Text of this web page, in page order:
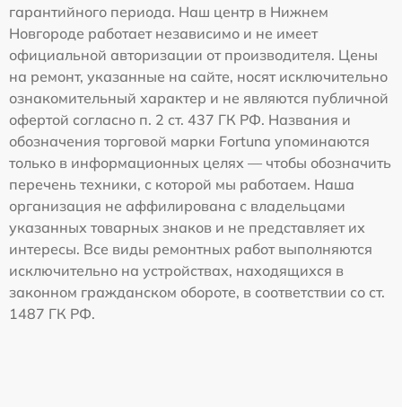
гарантийного периода. Наш центр в Нижнем
Новгороде работает независимо и не имеет
официальной авторизации от производителя. Цены
на ремонт, указанные на сайте, носят исключительно
ознакомительный характер и не являются публичной
офертой согласно п. 2 ст. 437 ГК РФ. Названия и
обозначения торговой марки Fortuna упоминаются
только в информационных целях — чтобы обозначить
перечень техники, с которой мы работаем. Наша
организация не аффилирована с владельцами
указанных товарных знаков и не представляет их
интересы. Все виды ремонтных работ выполняются
исключительно на устройствах, находящихся в
законном гражданском обороте, в соответствии со ст.
1487 ГК РФ.